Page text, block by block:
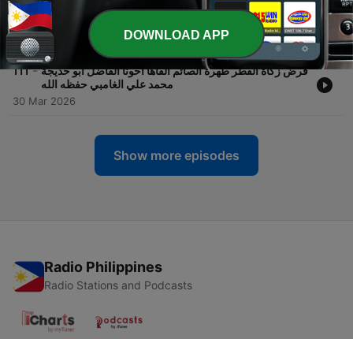
112 -
خطبة جمعة بعنوان{ شكر الله } ألقاها أخونا الحبيب أبو
خديجة محمد علي الغامبي حفظه الله تعالى
30 Mar 2026
111 - فرض زكاة الفطر طهرة الصائم ألقاها أخونا الفاضل أبو خديجة
محمد علي الغامبي حفظه الله
30 Mar 2026
Show more episodes
Radio Philippines
Radio Stations and Podcasts
DOWNLOAD APP